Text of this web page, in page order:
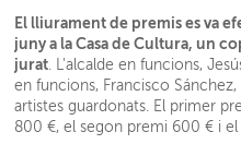
El lliurament de premis es va
juny a la Casa de Cultura, un
jurat . L'alcalde en funcions,
en funcions, Francisco
artistes guardonats. El primer
800 €, el segon premi 600 € i